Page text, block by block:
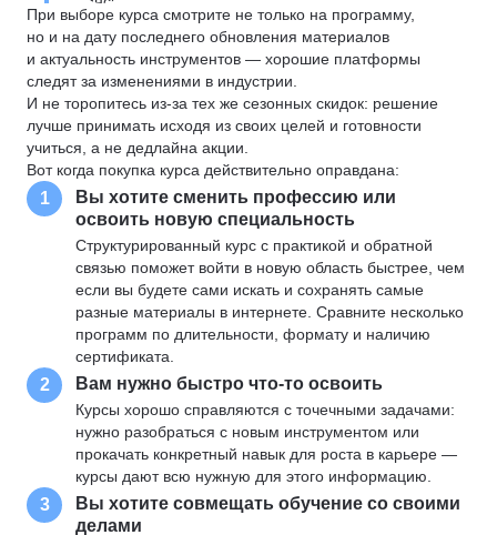
При выборе курса смотрите не только на программу,
но и на дату последнего обновления материалов
и актуальность инструментов — хорошие платформы
следят за изменениями в индустрии.
И не торопитесь из-за тех же сезонных скидок: решение
лучше принимать исходя из своих целей и готовности
учиться, а не дедлайна акции.
Вот когда покупка курса действительно оправдана:
1
Вы хотите сменить профессию или
освоить новую специальность
Структурированный курс с практикой и обратной
связью поможет войти в новую область быстрее, чем
если вы будете сами искать и сохранять самые
разные материалы в интернете. Сравните несколько
программ по длительности, формату и наличию
сертификата.
2 Вам нужно быстро что-то освоить
Курсы хорошо справляются с точечными задачами:
нужно разобраться с новым инструментом или
прокачать конкретный навык для роста в карьере —
курсы дают всю нужную для этого информацию.
3
Вы хотите совмещать обучение со своими
делами